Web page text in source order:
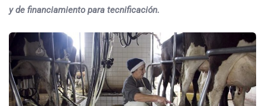
y de financiamiento para tecnificación.